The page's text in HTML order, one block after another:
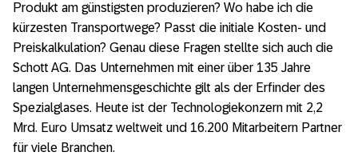
Produkt am günstigsten produzieren? Wo habe ich die
kürzesten Transportwege? Passt die initiale Kosten- und
Preiskalkulation? Genau diese Fragen stellte sich auch die
Schott AG. Das Unternehmen mit einer über 135 Jahre
langen Unternehmensgeschichte gilt als der Erfinder des
Spezialglases. Heute ist der Technologiekonzern mit 2,2
Mrd. Euro Umsatz weltweit und 16.200 Mitarbeitern Partner
für viele Branchen.